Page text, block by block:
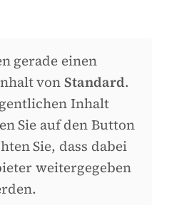
gerade einen
vonStandard.
Inhalt
Sie auf den Button
Sie, dass dabei
weitergegeben